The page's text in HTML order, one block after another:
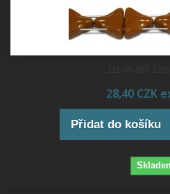
28,40 CZK
Přidat do košíku